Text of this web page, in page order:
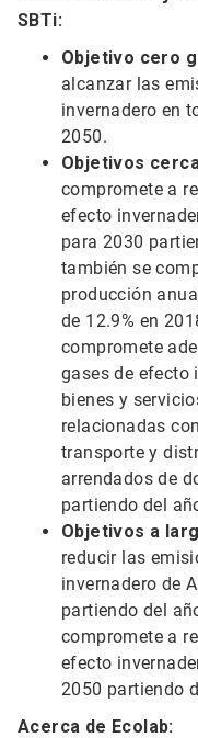
SBTi:
Objetivo cero
alcanzar las
invernadero en
2050.
Objetivos
compromete a
efecto
para 2030
también se
producción
de 12.9% en
compromete
gases de efecto
bienes y
relacionadas
transporte y
arrendados de
partiendo del
Objetivos a
reducir las
invernadero de
partiendo del
compromete a
efecto
2050 partiendo
Acerca de Ecolab: